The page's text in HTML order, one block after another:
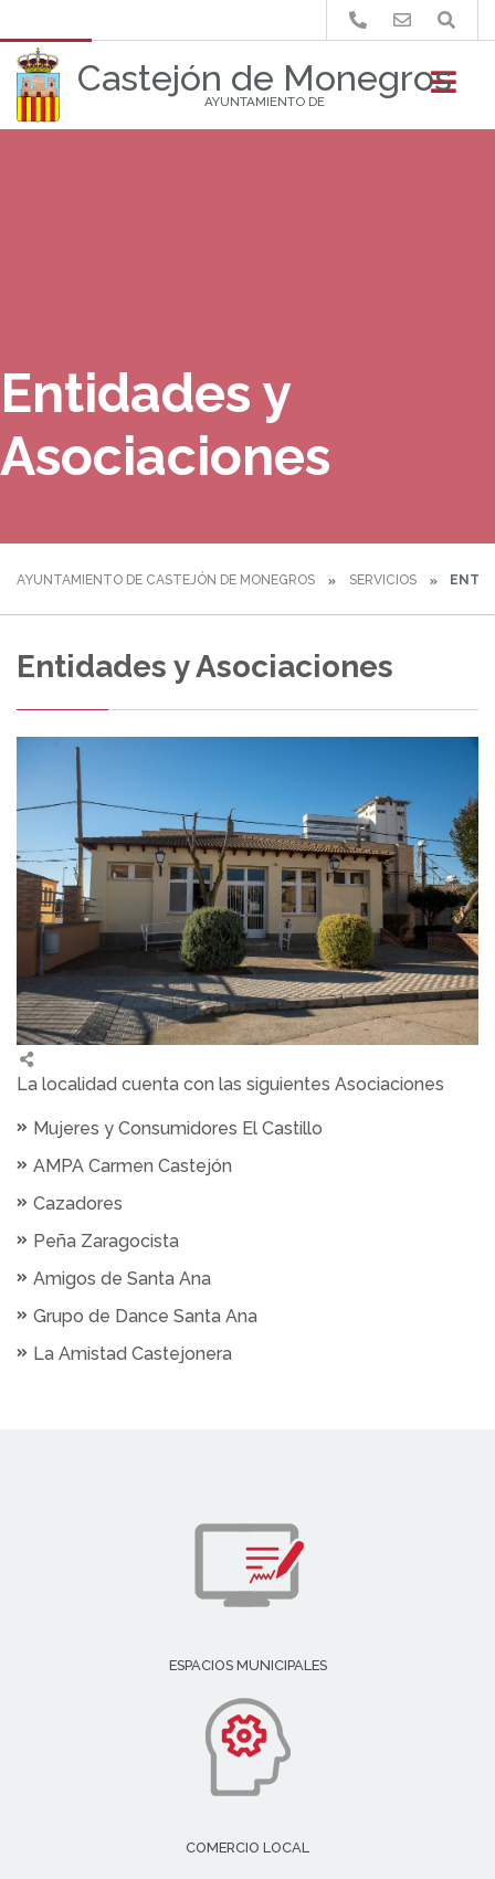
Castejón de Monegros
AYUNTAMIENTO DE
Buscar
Entidades y
Asociaciones
AYUNTAMIENTO DE CASTEJÓN DE MONEGROS SERVICIOS
Entidades y Asociaciones
La localidad cuenta con las siguientes Asociaciones
Mujeres y Consumidores El Castillo
AMPA Carmen Castejón
Cazadores
Peña Zaragocista
Amigos de Santa Ana
Grupo de Dance Santa Ana
La Amistad Castejonera
ESPACIOS MUNICIPALES
COMERCIO LOCAL